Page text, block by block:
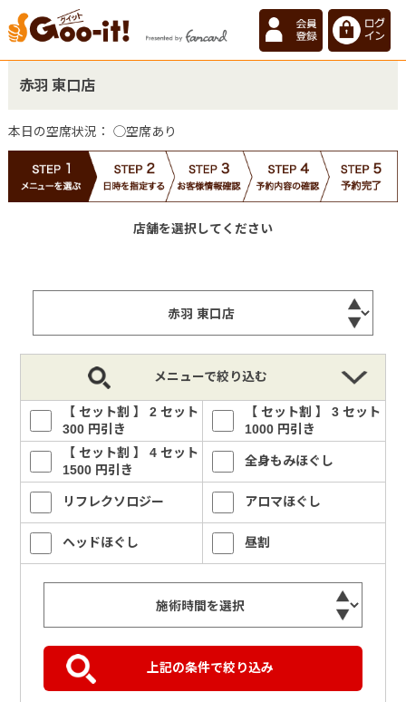
赤羽 東口店
本日の空席状況： ◯空席あり
店舗を選択してください
メニューで絞り込む
【 セット割 】 2 セット
300 円引き
【 セット割 】 3 セット
1000 円引き
【 セット割 】 4 セット
1500 円引き
全身もみほぐし
リフレクソロジー アロマほぐし
ヘッドほぐし 昼割